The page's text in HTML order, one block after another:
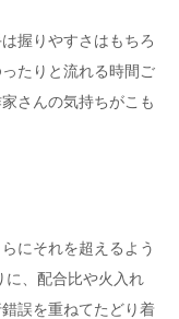
握りやすさはもちろ
たりと流れる時間ご
さんの気持ちがこも
にそれを超えるよう
に、配合比や火入れ
誤を重ねてたどり着